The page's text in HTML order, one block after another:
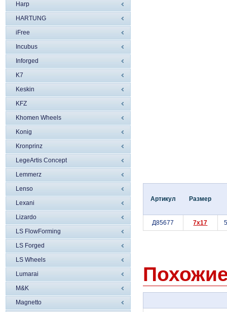
Harp
HARTUNG
iFree
Incubus
Inforged
K7
Keskin
KFZ
Khomen Wheels
Konig
Kronprinz
LegeArtis Concept
Lemmerz
Lenso
Lexani
Lizardo
LS FlowForming
LS Forged
LS Wheels
Lumarai
M&K
Magnetto
Артикул Размер
Д85677 7x17